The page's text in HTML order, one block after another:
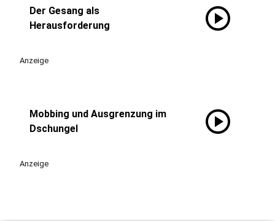
Der Gesang als
Herausforderung
play_circle
Anzeige
Mobbing und Ausgrenzung im
Dschungel
play_circle
Anzeige